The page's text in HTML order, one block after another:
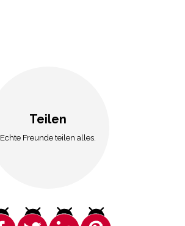
Teilen
Echte Freunde teilen alles.